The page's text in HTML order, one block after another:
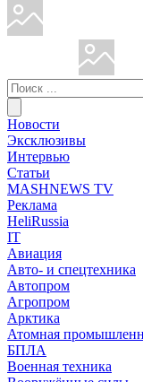
Новости
Эксклюзивы
Интервью
Статьи
MASHNEWS TV
Реклама
HeliRussia
IT
Авиация
Авто- и спецтехника
Автопром
Агропром
Арктика
Атомная
БПЛА
Военная техника